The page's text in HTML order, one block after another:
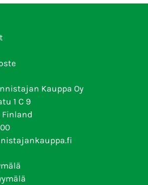
Kauppa Oy
1 C 9
Finland